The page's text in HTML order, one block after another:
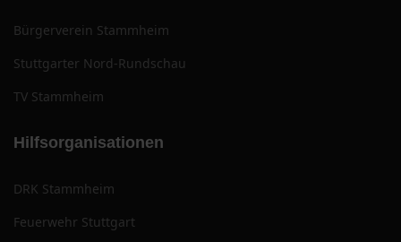
Bürgerverein Stammheim
Stuttgarter Nord-Rundschau
TV Stammheim
Hilfsorganisationen
DRK Stammheim
Feuerwehr Stuttgart